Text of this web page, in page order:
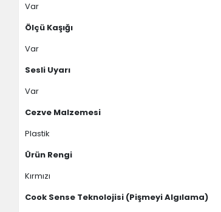
Var
Ölçü Kaşığı
Var
Sesli Uyarı
Var
Cezve Malzemesi
Plastik
Ürün Rengi
Kırmızı
Cook Sense Teknolojisi (Pişmeyi Algılama)